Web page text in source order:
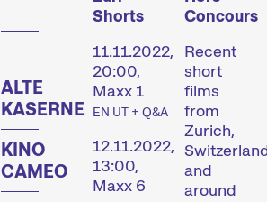
ALTE
KASERNE
KINO
CAMEO
Shorts
11.11.2022,
20:00,
Maxx 1
EN UT + Q&A
12.11.2022,
13:00,
Maxx 6
Concours
Recent
short
films
from
Zurich,
and
around